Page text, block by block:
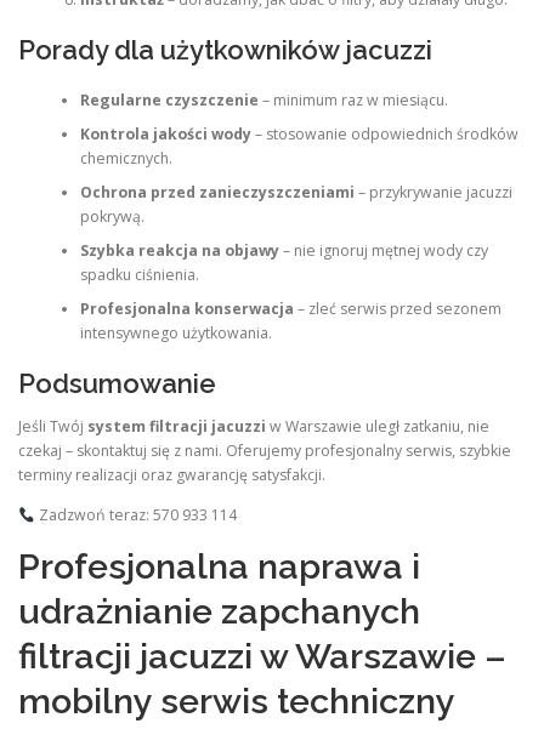
Porady dla użytkowników jacuzzi
Regularne czyszczenie – minimum raz w miesiącu.
Kontrola jakości wody– stosowanie odpowiednich środków
chemicznych.
Ochrona przed zanieczyszczeniami – przykrywanie jacuzzi
pokrywą.
Szybka reakcja na objawy– nie ignoruj mętnej wody czy
spadku ciśnienia.
Profesjonalna konserwacja – zleć serwis przed sezonem
intensywnego użytkowania.
Podsumowanie
Jeśli Twój system filtracji jacuzzi w Warszawie uległ zatkaniu, nie
czekaj – skontaktuj się z nami. Oferujemy profesjonalny serwis, szybkie
terminy realizacji oraz gwarancję satysfakcji.
Zadzwoń teraz: 570 933 114
Profesjonalna naprawa i
udrażnianie zapchanych
filtracji jacuzzi w Warszawie –
mobilny serwis techniczny